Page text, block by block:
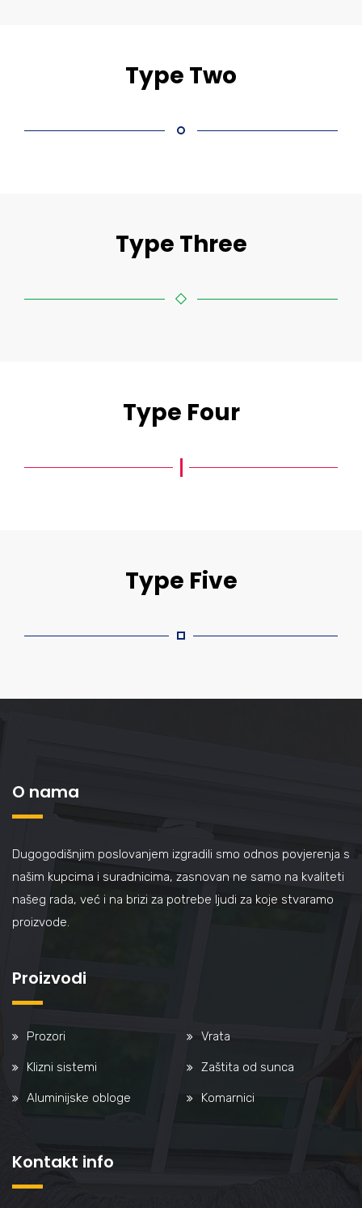
Type Two
Type Three
Type Four
Type Five
O nama
Dugogodišnjim poslovanjem izgradili smo odnos povjerenja s
našim kupcima i suradnicima, zasnovan ne samo na kvaliteti
našeg rada, već i na brizi za potrebe ljudi za koje stvaramo
proizvode.
Proizvodi
Prozori Vrata
Klizni sistemi Zaštita od sunca
Aluminijske obloge Komarnici
Kontakt info